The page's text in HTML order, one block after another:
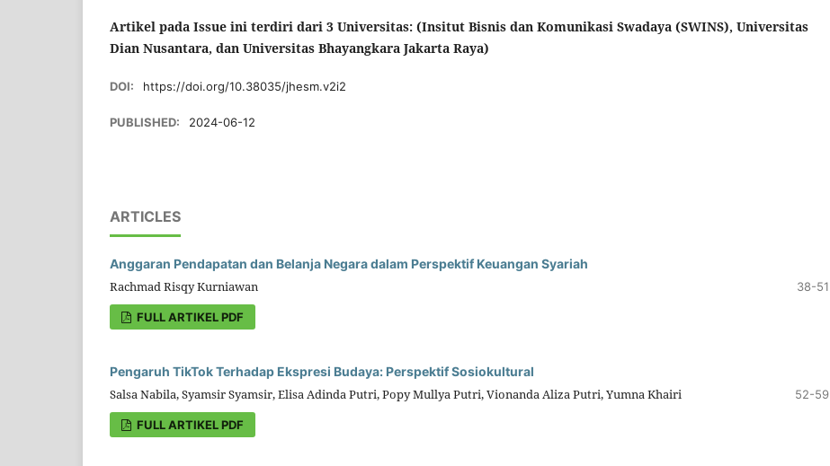
Artikel pada Issue ini terdiri dari 3 Universitas: (Insitut Bisnis dan Komunikasi Swadaya (SWINS), Universitas
Dian Nusantara, dan Universitas Bhayangkara Jakarta Raya)
DOI: https://doi.org/10.38035/jhesm.v2i2
PUBLISHED: 2024-06-12
ARTICLES
Anggaran Pendapatan dan Belanja Negara dalam Perspektif Keuangan Syariah
Rachmad Risqy Kurniawan 38-51
FULL ARTIKEL PDF
Pengaruh TikTok Terhadap Ekspresi Budaya: Perspektif Sosiokultural
Salsa Nabila, Syamsir Syamsir, Elisa Adinda Putri, Popy Mullya Putri, Vionanda Aliza Putri, Yumna Khairi 52-59
FULL ARTIKEL PDF